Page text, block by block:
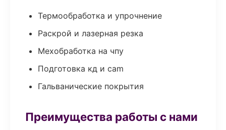
Термообработка и упрочнение
Раскрой и лазерная резка
Мехобработка на чпу
Подготовка кд и cam
Гальванические покрытия
Преимущества работы с нами